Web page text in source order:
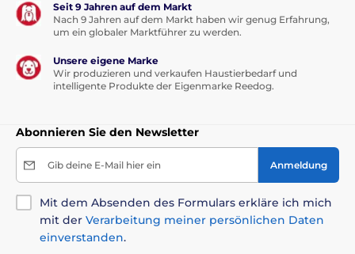
Seit 9 Jahren auf dem Markt
Nach 9 Jahren auf dem Markt haben wir genug Erfahrung,
um ein globaler Marktführer zu werden.
Unsere eigene Marke
Wir produzieren und verkaufen Haustierbedarf und
intelligente Produkte der Eigenmarke Reedog.
Abonnieren Sie den Newsletter
Gib deine E-Mail hier ein Anmeldung
Mit dem Absenden des Formulars erkläre ich mich
mit der Verarbeitung meiner persönlichen Daten
einverstanden.